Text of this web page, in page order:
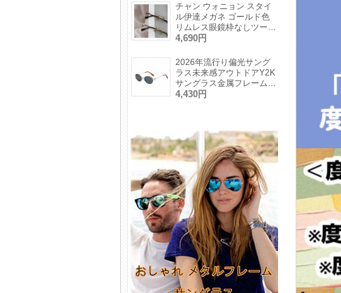
チャン ウォニョン スタイ
ル伊達メガネ ゴールド色
リムレス眼鏡枠なしツーポ
イント上品レディース レ
ーバル型
4,690円
2026年流行り偏光サング
ラス未来感アウトドアY2K
サングラス金属フレームお
しゃれUVカット眼鏡キャ
4,430円